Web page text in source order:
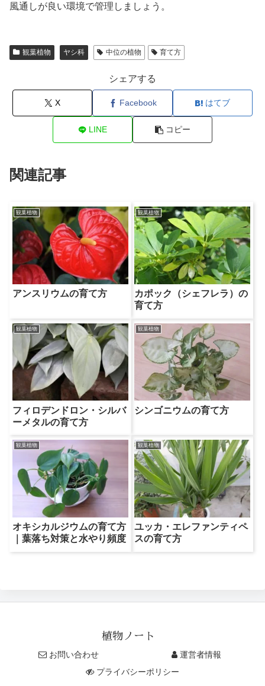
風通しが良い環境で管理しましょう。
観葉植物 ヤシ科 中位の植物 育て方
シェアする
X Facebook はてブ
LINE コピー
関連記事
観葉植物
アンスリウムの育て方
観葉植物
カポック（シェフレラ）の
育て方
観葉植物
フィロデンドロン・シルバ
ーメタルの育て方
観葉植物
シンゴニウムの育て方
観葉植物
オキシカルジウムの育て方
｜葉落ち対策と水やり頻度
観葉植物
ユッカ・エレファンティペ
スの育て方
植物ノート
お問い合わせ
運営者情報
プライバシーポリシー